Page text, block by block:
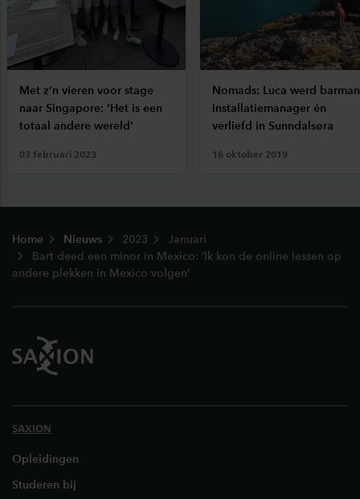
Met z’n vieren voor stage
naar Singapore: ‘Het is een
totaal andere wereld’
03 februari 2023
Nomads: Luca werd
installatiemanager én
verliefd in Sunndalsøra
16 oktober 2019
Home Nieuws 2023
Januari
Bart deed een minor in Mexico: ‘Ik kon de online lessen op
andere plekken in Mexico volgen’
SAXION
Opleidingen
Studeren bij